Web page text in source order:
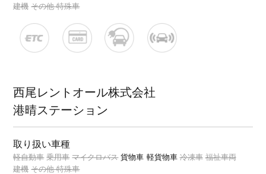
建機 その他 特殊車
西尾レントオール株式会社
港晴ステーション
取り扱い車種
軽自動車 乗用車 マイクロバス 貨物車 軽貨物車 冷凍車 福祉車両
建機 その他 特殊車